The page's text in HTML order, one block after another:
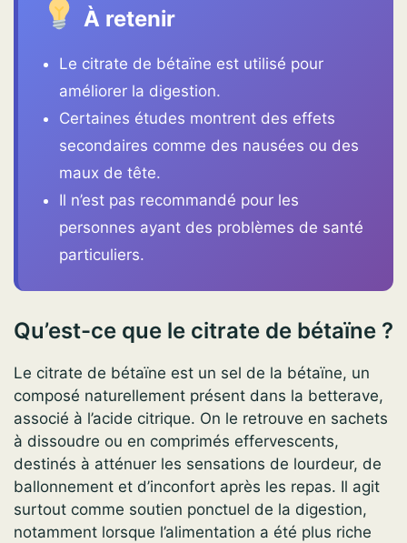
À retenir
Le citrate de bétaïne est utilisé pour
améliorer la digestion.
Certaines études montrent des effets
secondaires comme des nausées ou des
maux de tête.
Il n’est pas recommandé pour les
personnes ayant des problèmes de santé
particuliers.
Qu’est-ce que le citrate de bétaïne ?
Le citrate de bétaïne est un sel de la bétaïne, un
composé naturellement présent dans la betterave,
associé à l’acide citrique. On le retrouve en sachets
à dissoudre ou en comprimés effervescents,
destinés à atténuer les sensations de lourdeur, de
ballonnement et d’inconfort après les repas. Il agit
surtout comme soutien ponctuel de la digestion,
notamment lorsque l’alimentation a été plus riche